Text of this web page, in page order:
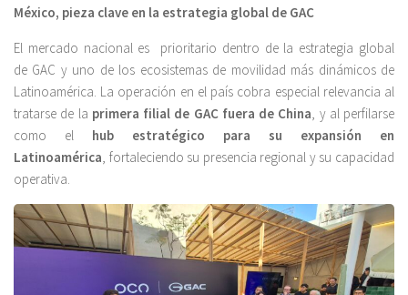
México, pieza clave en la estrategia global de GAC
El mercado nacional es prioritario dentro de la estrategia global
de GAC y uno de los ecosistemas de movilidad más dinámicos de
Latinoamérica. La operación en el país cobra especial relevancia al
tratarse de la primera filial de GAC fuera de China, y al perfilarse
como el hub estratégico para su expansión en
Latinoamérica, fortaleciendo su presencia regional y su capacidad
operativa.